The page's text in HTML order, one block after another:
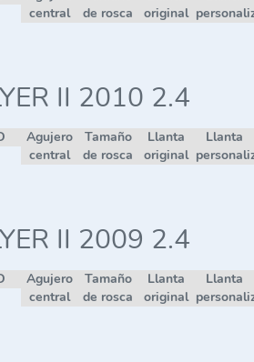
central
de rosca
original
II 2010 2.4
Agujero
central
Tamaño
de rosca
Llanta
original
Llanta
II 2009 2.4
Agujero
central
Tamaño
de rosca
Llanta
original
Llanta